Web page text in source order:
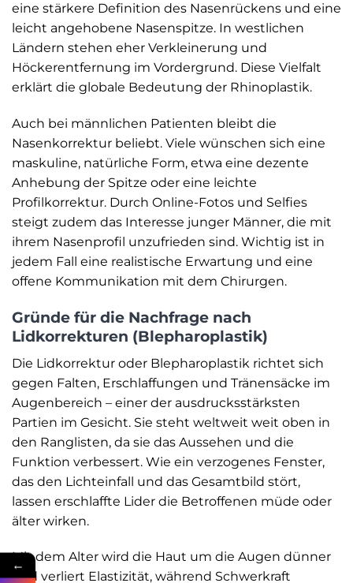
eine stärkere Definition des Nasenrückens und eine
leicht angehobene Nasenspitze. In westlichen
Ländern stehen eher Verkleinerung und
Höckerentfernung im Vordergrund. Diese Vielfalt
erklärt die globale Bedeutung der Rhinoplastik.
Auch bei männlichen Patienten bleibt die
Nasenkorrektur beliebt. Viele wünschen sich eine
maskuline, natürliche Form, etwa eine dezente
Anhebung der Spitze oder eine leichte
Profilkorrektur. Durch Online-Fotos und Selfies
steigt zudem das Interesse junger Männer, die mit
ihrem Nasenprofil unzufrieden sind. Wichtig ist in
jedem Fall eine realistische Erwartung und eine
offene Kommunikation mit dem Chirurgen.
Gründe für die Nachfrage nach
Lidkorrekturen (Blepharoplastik)
Die Lidkorrektur oder Blepharoplastik richtet sich
gegen Falten, Erschlaffungen und Tränensäcke im
Augenbereich – einer der ausdrucksstärksten
Partien im Gesicht. Sie steht weltweit weit oben in
den Ranglisten, da sie das Aussehen und die
Funktion verbessert. Wie ein verzogenes Fenster,
das den Lichteinfall und das Gesamtbild stört,
lassen erschlaffte Lider die Betroffenen müde oder
älter wirken.
Mit dem Alter wird die Haut um die Augen dünner
und verliert Elastizität, während Schwerkraft
←